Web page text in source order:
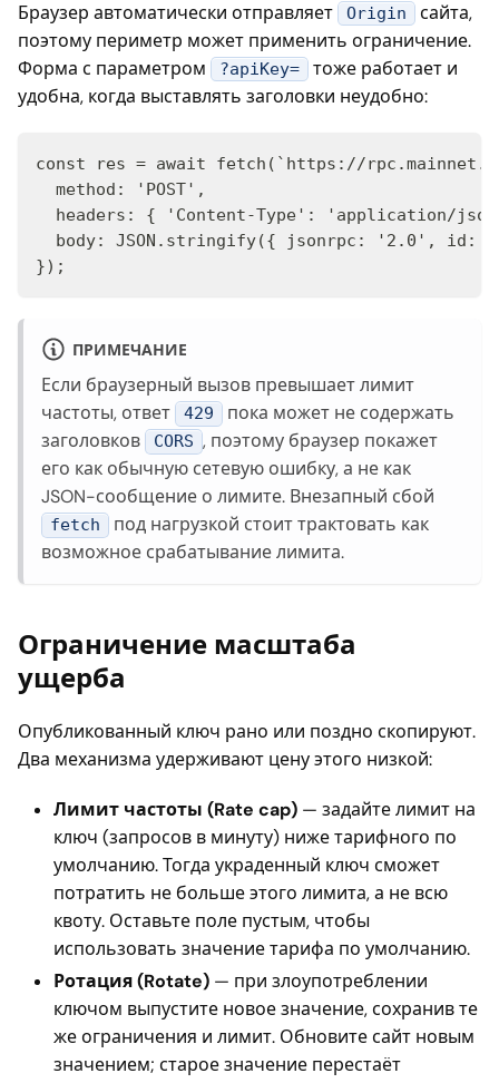
Браузер автоматически отправляет Origin
сайта,
поэтому периметр может применить ограничение.
Форма с параметром
?apiKey=
тоже работает и
удобна, когда выставлять заголовки неудобно:
const res = await fetch(`https://
  method: 'POST',
headers: { 'Content-Type': 'application/
body: JSON.stringify({ jsonrpc: '2.0', id:
});
ПРИМЕЧАНИЕ
Если браузерный вызов превышает лимит
частоты, ответ
429
пока может не содержать
заголовков
CORS , поэтому браузер покажет
его как обычную сетевую ошибку, а не как
JSON-сообщение о лимите. Внезапный сбой
fetch
под нагрузкой стоит трактовать как
возможное срабатывание лимита.
Ограничение масштаба
ущерба
Опубликованный ключ рано или поздно скопируют.
Два механизма удерживают цену этого низкой:
Лимит частоты (Rate cap) — задайте лимит на
ключ (запросов в минуту) ниже тарифного по
умолчанию. Тогда украденный ключ сможет
потратить не больше этого лимита, а не всю
квоту. Оставьте поле пустым, чтобы
использовать значение тарифа по умолчанию.
Ротация (Rotate) — при злоупотреблении
ключом выпустите новое значение, сохранив те
же ограничения и лимит. Обновите сайт новым
значением; старое значение перестаёт